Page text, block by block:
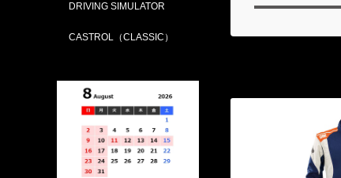
DRIVING SIMULATOR
CASTROL（CLASSIC）